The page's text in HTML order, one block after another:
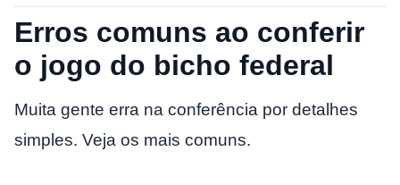
Erros comuns ao conferir
o jogo do bicho federal
Muita gente erra na conferência por detalhes
simples. Veja os mais comuns.